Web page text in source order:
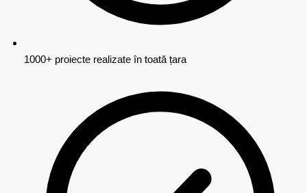
1000+ proiecte realizate în toată țara